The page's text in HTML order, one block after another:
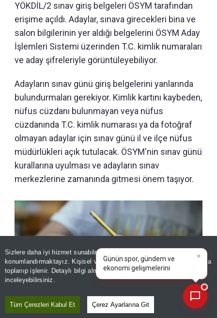
Sizlere daha iyi hizmet sunabilmek adına sitemizde
konumlandırmaktayız. Kişisel verileriniz, KVKK ve GDPR kapsamında
toplanıp işlenir. Detaylı bilgi almak içinAydınlatma Metnimizi
inceleyebilirsiniz.
Tüm Çerezleri Kabul Et Çerez Ayarlarına Git
YÖKDİL/2 sınav giriş belgeleri ÖSYM tarafından
erişime açıldı. Adaylar, sınava girecekleri bina ve
salon bilgilerinin yer aldığı belgelerini ÖSYM Aday
İşlemleri Sistemi üzerinden T.C. kimlik numaraları
ve aday şifreleriyle görüntüleyebiliyor.
Adayların sınav günü giriş belgelerini yanlarında
bulundurmaları gerekiyor. Kimlik kartını kaybeden,
nüfus cüzdanı bulunmayan veya nüfus
cüzdanında T.C. kimlik numarası ya da fotoğraf
olmayan adaylar için sınav günü il ve ilçe nüfus
müdürlükleri açık tutulacak. ÖSYM'nin sınav günü
kurallarına uyulması ve adayların sınav
merkezlerine zamanında gitmesi önem taşıyor.
×
Günün spor, gündem ve
ekonomi gelişmelerini analiz
edin!